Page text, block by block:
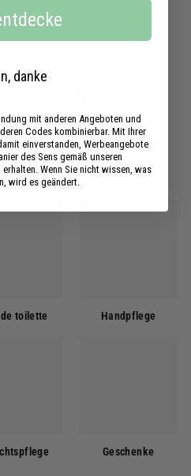
de toilette Handpflege
Geschenke
danke
mit anderen Angeboten und
Codes kombinierbar. Mit Ihrer
einverstanden, Werbeangebote
des Sens gemäß unseren
erhalten. Wenn Sie nicht wissen, was
wird es geändert.